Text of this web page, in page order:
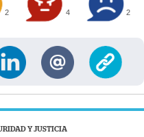
2 4 2
Y JUSTICIA